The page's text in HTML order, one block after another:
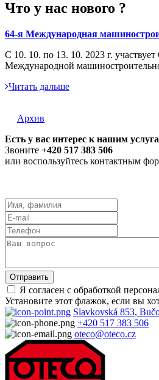
Что у нас нового ?
64-я Международная
С 10. 10. по 13. 10. 2023 г.
Международной
Читать дальше
Архив
Есть у вас интерес к нашим
Звоните +420 517 383 506
или воспользуйтесь контактным
Я согласен с обработкой
Установите этот флажок, если вы
Slavkovská 853,
+420 517 383 506
oteco@oteco.cz